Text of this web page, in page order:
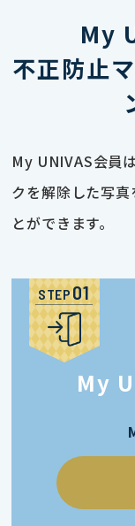
My
不正防止
My UNIVAS会員
クを解除した写
とができます。
STEP
My